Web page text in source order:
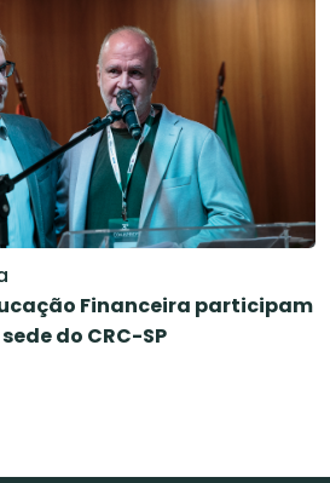
Financeira participam
sede do CRC-SP